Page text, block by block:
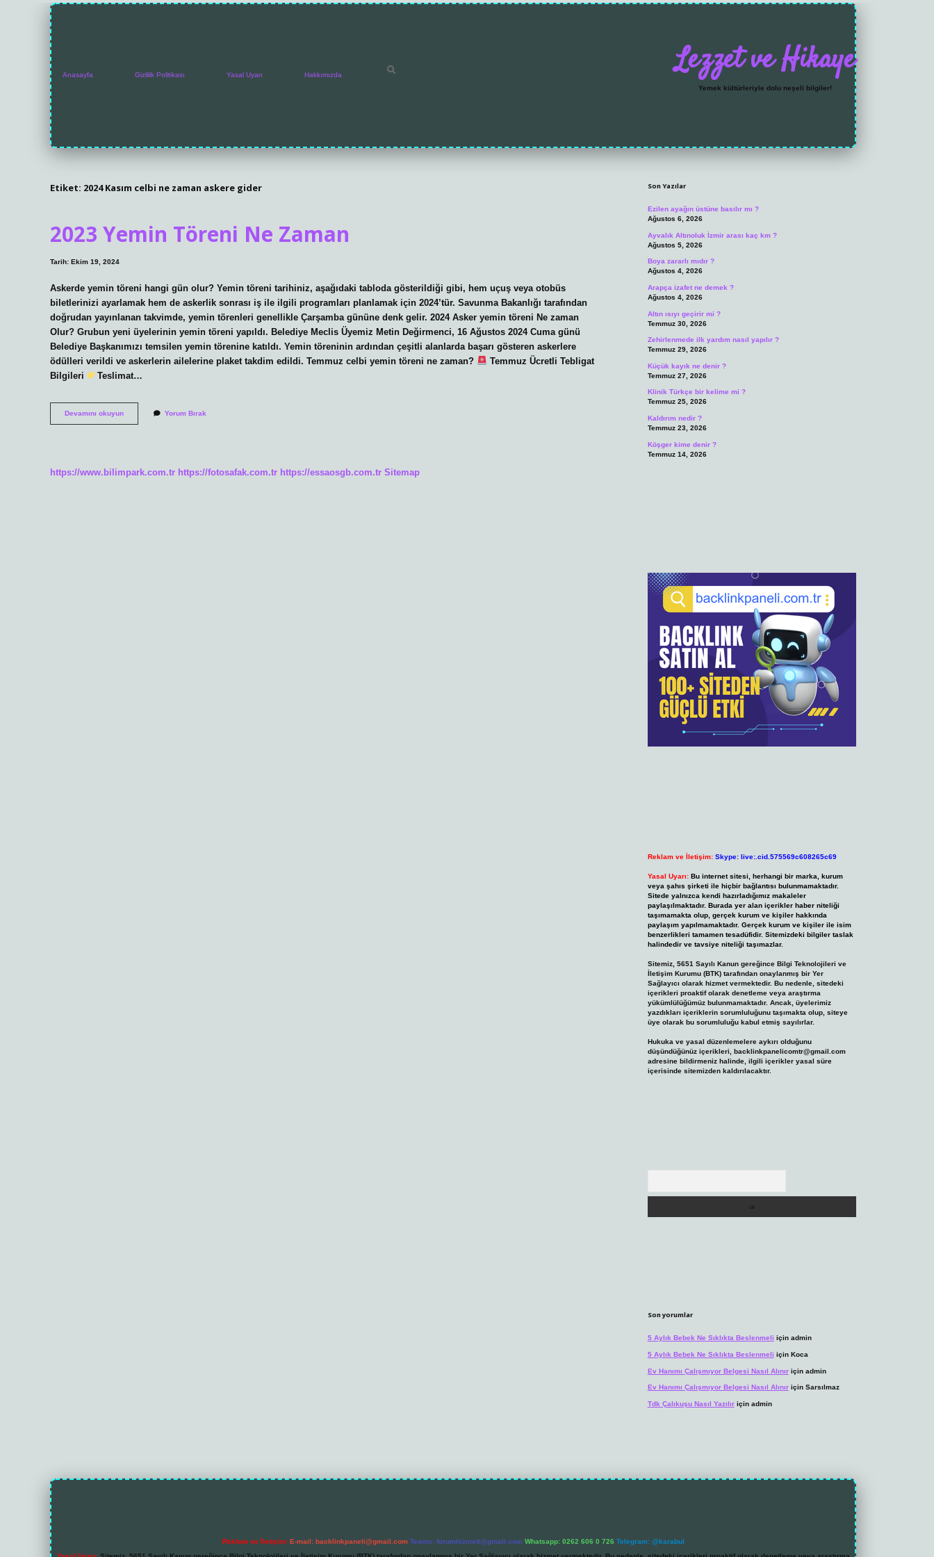
Anasayfa Gizlilik Politikası Yasal Uyarı Hakkımızda Lezzet ve Hikaye
Yemek kültürleriyle dolu neşeli bilgiler!
Etiket: 2024 Kasım celbi ne zaman askere gider
2023 Yemin Töreni Ne Zaman
Tarih: Ekim 19, 2024
Askerde yemin töreni hangi gün olur? Yemin töreni tarihiniz, aşağıdaki tabloda gösterildiği gibi, hem uçuş veya otobüs
biletlerinizi ayarlamak hem de askerlik sonrası iş ile ilgili programları planlamak için 2024’tür. Savunma Bakanlığı tarafından
doğrudan yayınlanan takvimde, yemin törenleri genellikle Çarşamba gününe denk gelir. 2024 Asker yemin töreni Ne zaman
Olur? Grubun yeni üyelerinin yemin töreni yapıldı. Belediye Meclis Üyemiz Metin Değirmenci, 16 Ağustos 2024 Cuma günü
Belediye Başkanımızı temsilen yemin törenine katıldı. Yemin töreninin ardından çeşitli alanlarda başarı gösteren askerlere
ödülleri verildi ve askerlerin ailelerine plaket takdim edildi. Temmuz celbi yemin töreni ne zaman?
Temmuz Ücretli Tebligat
Bilgileri
Teslimat…
Devamını okuyun2023
Yemin
Yorum Bırak
https://www.bilimpark.com.tr https://fotosafak.com.tr https://essaosgb.com.tr Sitemap
Sidebar
Son Yazılar
Ezilen ayağın üstüne basılır mı ?
Ağustos 6, 2026
Ayvalık Altınoluk İzmir arası kaç km ?
Ağustos 5, 2026
Boya zararlı mıdır ?
Ağustos 4, 2026
Arapça izafet ne demek ?
Ağustos 4, 2026
Altın ısıyı geçirir mi ?
Temmuz 30, 2026
Zehirlenmede ilk yardım nasıl yapılır ?
Temmuz 29, 2026
Küçük kayık ne denir ?
Temmuz 27, 2026
Klinik Türkçe bir kelime mi ?
Temmuz 25, 2026
Kaldırım nedir ?
Temmuz 23, 2026
Köşger kime denir ?
Temmuz 14, 2026
Reklam ve İletişim: Skype: live:.cid.575569c608265c69
Yasal Uyarı: Bu internet sitesi, herhangi bir marka, kurum
veya şahıs şirketi ile hiçbir bağlantısı bulunmamaktadır.
Sitede yalnızca kendi hazırladığımız makaleler
paylaşılmaktadır. Burada yer alan içerikler haber niteliği
taşımamakta olup, gerçek kurum ve kişiler hakkında
paylaşım yapılmamaktadır. Gerçek kurum ve kişiler ile isim
benzerlikleri tamamen tesadüfidir. Sitemizdeki bilgiler taslak
halindedir ve tavsiye niteliği taşımazlar.
Sitemiz, 5651 Sayılı Kanun gereğince Bilgi Teknolojileri ve
İletişim Kurumu (BTK) tarafından onaylanmış bir Yer
Sağlayıcı olarak hizmet vermektedir. Bu nedenle, sitedeki
içerikleri proaktif olarak denetleme veya araştırma
yükümlülüğümüz bulunmamaktadır. Ancak, üyelerimiz
yazdıkları içeriklerin sorumluluğunu taşımakta olup, siteye
üye olarak bu sorumluluğu kabul etmiş sayılırlar.
Hukuka ve yasal düzenlemelere aykırı olduğunu
düşündüğünüz içerikleri, backlinkpanelicomtr@gmail.com
adresine bildirmeniz halinde, ilgili içerikler yasal süre
içerisinde sitemizden kaldırılacaktır.
Son yorumlar
5 Aylık Bebek Ne Sıklıkta Beslenmeli için admin
5 Aylık Bebek Ne Sıklıkta Beslenmeli için Koca
Ev Hanımı Çalışmıyor Belgesi Nasıl Alınıriçin admin
Ev Hanımı Çalışmıyor Belgesi Nasıl Alınıriçin Sarsılmaz
Tdk Çalıkuşu Nasıl Yazılıriçin admin
Reklam ve İletişim: E-mail: backlinkpaneli@gmail.com Teams: forumhizmeti@gmail.com Whatsapp: 0262 606 0 726 Telegram: @karabul